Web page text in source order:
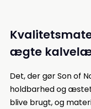
ægte
Det, der gør Son of
holdbarhed og
blive brugt, og